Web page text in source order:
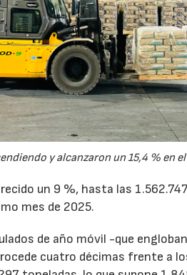
y alcanzaron un 15,4 % en
un 9 %, hasta las
mes de 2025.
de año móvil -que
cuatro décimas frente a